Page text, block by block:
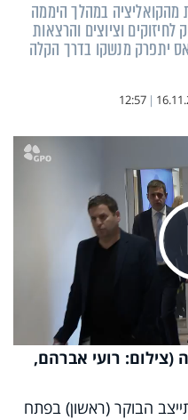
מהקואליציה במהלך היממה
וציוצים והרצאות
יתפרק מנשקו בדרך הקלה
|
12:57
(צילום: רועי אברהם,
הבוקר (ראשון) בפתח